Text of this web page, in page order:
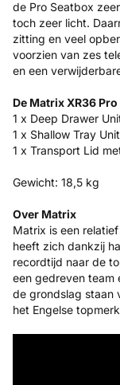
de Pro Seatbox
toch zeer licht.
zitting en veel
voorzien van zes
en een
De Matrix XR36
1 x Deep Drawer
1 x Shallow Tray Unit
1 x Transport Lid
Gewicht: 18,5 kg
Over Matrix
Matrix is een
heeft zich dankzij
recordtijd naar de
een gedreven team
de grondslag staan
het Engelse